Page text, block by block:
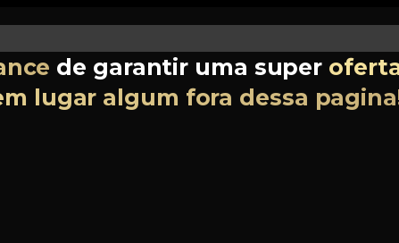
de garantir uma super
lugar algum fora dessa